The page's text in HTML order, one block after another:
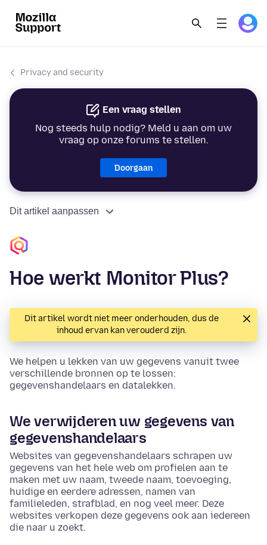
Privacy and security
Een vraag stellen
Nog steeds hulp nodig? Meld u aan om uw
vraag op onze forums te stellen.
Doorgaan
Dit artikel aanpassen
Hoe werkt Monitor Plus?
Dit artikel wordt niet meer onderhouden, dus de
inhoud ervan kan verouderd zijn.
We helpen u lekken van uw gegevens vanuit twee
verschillende bronnen op te lossen:
gegevenshandelaars en datalekken.
We verwijderen uw gegevens van
gegevenshandelaars
Websites van gegevenshandelaars schrapen uw
gegevens van het hele web om profielen aan te
maken met uw naam, tweede naam, toevoeging,
huidige en eerdere adressen, namen van
familieleden, strafblad, en nog veel meer. Deze
websites verkopen deze gegevens ook aan iedereen
die naar u zoekt.